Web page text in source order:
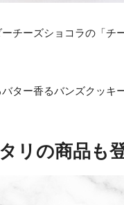
ーチーズショコラの「
ター香るバンズクッキ
リの商品も